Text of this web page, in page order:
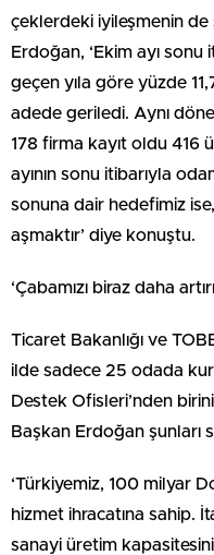
çeklerdeki iyileşmenin
Erdoğan, ‘Ekim ayı sonu
geçen yıla göre yüzde
adede geriledi. Aynı
178 firma kayıt oldu 416
ayının sonu itibarıyla
sonuna dair hedefimiz
aşmaktır’ diye konuştu.
‘Çabamızı biraz daha
Ticaret Bakanlığı ve
ilde sadece 25 odada
Destek Ofisleri’nden
Başkan Erdoğan şunları
‘Türkiyemiz, 100 milyar
hizmet ihracatına sahip.
sanayi üretim